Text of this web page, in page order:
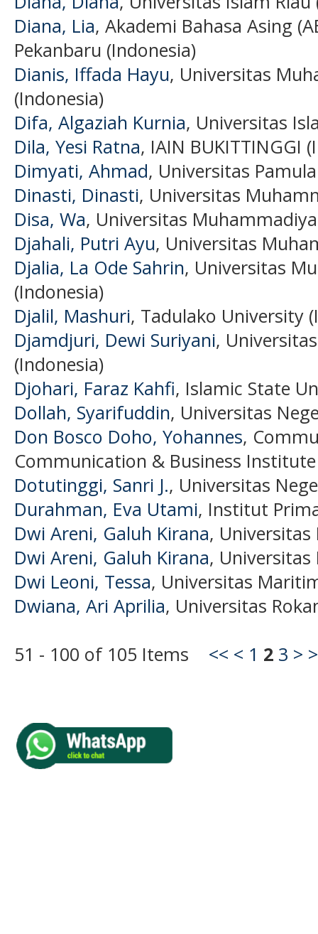
Diana, Lia, Akademi Bahasa Asing
Pekanbaru (Indonesia)
Dianis, Iffada Hayu, Universitas
(Indonesia)
Difa, Algaziah Kurnia, Universitas
Dila, Yesi Ratna, IAIN BUKITTINGGI
Dimyati, Ahmad, Universitas
Dinasti, Dinasti, Universitas
Disa, Wa, Universitas
Djahali, Putri Ayu, Universitas
Djalia, La Ode Sahrin, Universitas
(Indonesia)
Djalil, Mashuri, Tadulako University
Djamdjuri, Dewi Suriyani,
(Indonesia)
Djohari, Faraz Kahfi, Islamic State
Dollah, Syarifuddin, Universitas
Don Bosco Doho, Yohannes,
Communication & Business
Dotutinggi, Sanri J., Universitas
Durahman, Eva Utami, Institut
Dwi Areni, Galuh Kirana, Universitas
Dwi Areni, Galuh Kirana, Universitas
Dwi Leoni, Tessa, Universitas
Dwiana, Ari Aprilia, Universitas
51 - 100 of 105 Items << < 1 2 3 >